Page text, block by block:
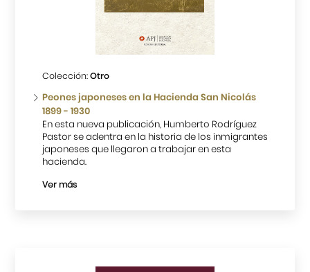
Centro Cultural Peruano Japonés
Fondo Editorial
Teatro Peruano Japonés
Colección:Otro
Peones japoneses en la Hacienda San Nicolás
1899 - 1930
En esta nueva publicación, Humberto Rodríguez
Pastor se adentra en la historia de los inmigrantes
japoneses que llegaron a trabajar en esta
hacienda.
Ver más